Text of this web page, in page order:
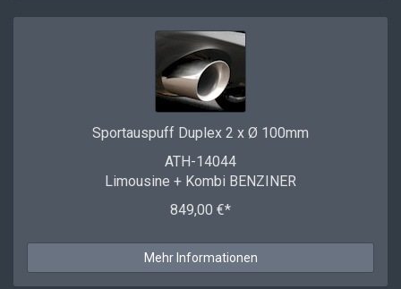
Sportauspuff Duplex 2 x Ø 100mm
ATH-14044
Limousine + Kombi BENZINER
849,00 €*
Mehr Informationen